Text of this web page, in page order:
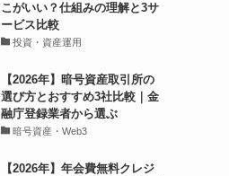
こがいい？仕組みの理解と3サ
ービス比較
投資・資産運用
【2026年】暗号資産取引所の
選び方とおすすめ3社比較｜金
融庁登録業者から選ぶ
暗号資産・Web3
【2026年】年会費無料クレジ